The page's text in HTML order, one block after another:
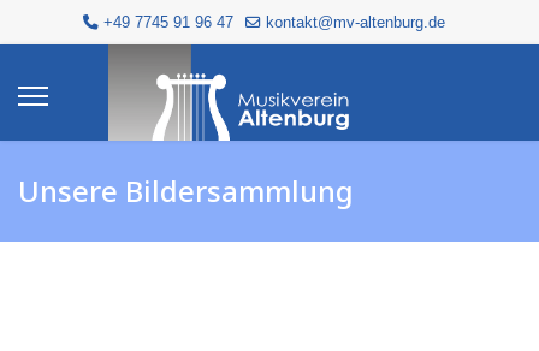
+49 7745 91 96 47 kontakt@mv-altenburg.de
Unsere Bildersammlung